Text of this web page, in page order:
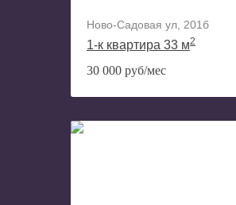
Ново-Садовая ул, 201б
1-к квартира 33 м2
30 000 руб/мес